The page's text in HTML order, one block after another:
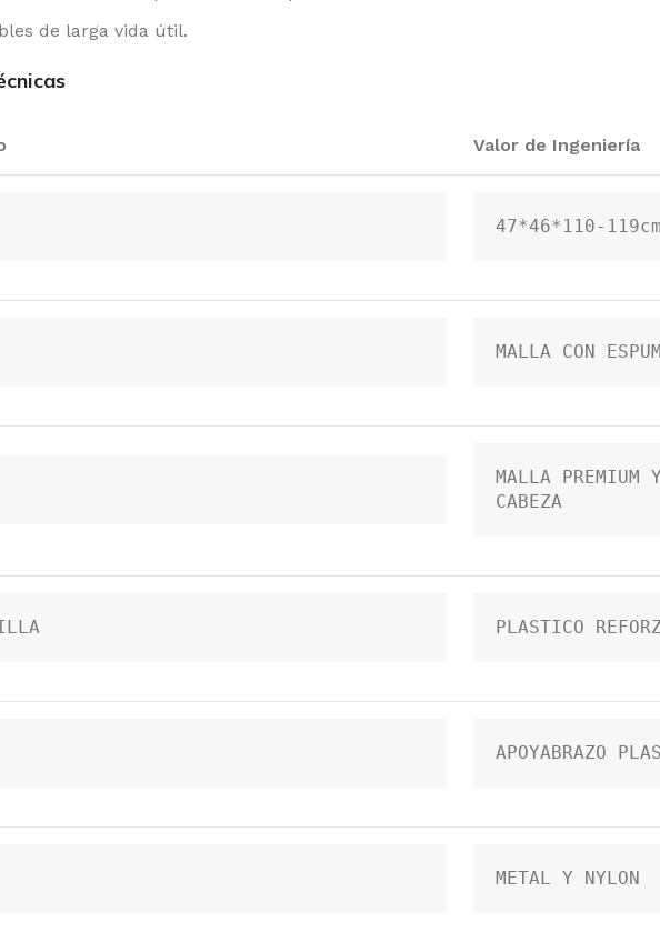
de larga vida útil.
Valor de Ingeniería
47*46*110-119cm
MALLA CON
MALLA PREMIUM
CABEZA
PLASTICO
APOYABRAZO
METAL Y NYLON